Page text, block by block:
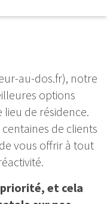
au-dos.fr), notre
options
lieu de résidence.
de clients
vous offrir à tout
et cela